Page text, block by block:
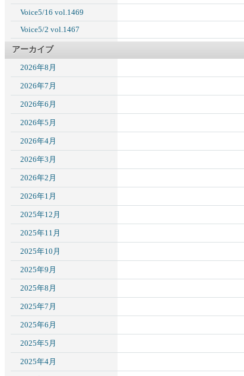
Voice5/16 vol.1469
Voice5/2 vol.1467
アーカイブ
2026年8月
2026年7月
2026年6月
2026年5月
2026年4月
2026年3月
2026年2月
2026年1月
2025年12月
2025年11月
2025年10月
2025年9月
2025年8月
2025年7月
2025年6月
2025年5月
2025年4月